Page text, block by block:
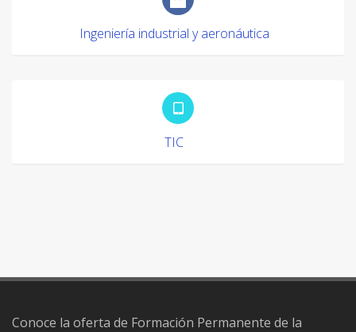
Ingeniería industrial y aeronáutica
TIC
Conoce la oferta de Formación Permanente de la